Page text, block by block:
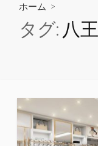
ホーム >
タグ: 八